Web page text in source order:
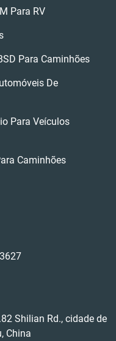
Para RV
Para Caminhões
De
Para Veículos
Caminhões
Shilian Rd., cidade de
China